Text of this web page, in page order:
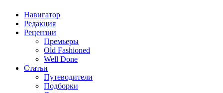
Навигатор
Редакция
Рецензии
Премьеры
Old Fashioned
Well Done
Статьи
Путеводители
Подборки